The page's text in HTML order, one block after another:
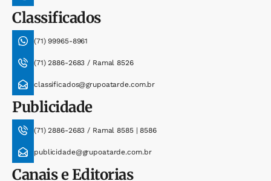
Classificados
(71) 99965-8961
(71) 2886-2683 / Ramal 8526
classificados@grupoatarde.com.br
Publicidade
(71) 2886-2683 / Ramal 8585 | 8586
publicidade@grupoatarde.com.br
Canais e Editorias